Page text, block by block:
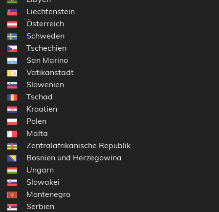
Liechtenstein
Österreich
Schweden
Tschechien
San Marino
Vatikanstadt
Slowenien
Tschad
Kroatien
Polen
Malta
Zentralafrikanische Republik
Bosnien und Herzegowina
Ungarn
Slowakei
Montenegro
Serbien